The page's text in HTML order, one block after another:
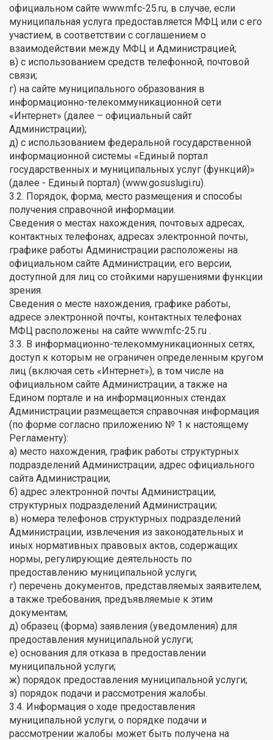
официальном сайте www.mfc-25.ru, в случае, если
муниципальная услуга предоставляется МФЦ или с его
участием, в соответствии с соглашением о
взаимодействии между МФЦ и Администрацией;
в) с использованием средств телефонной, почтовой
связи;
г) на сайте муниципального образования в
информационно-телекоммуникационной сети
«Интернет» (далее – официальный сайт
Администрации);
д) с использованием федеральной государственной
информационной системы «Единый портал
государственных и муниципальных услуг (функций)»
(далее - Единый портал) (www.gosuslugi.ru).
3.2. Порядок, форма, место размещения и способы
получения справочной информации.
Сведения о местах нахождения, почтовых адресах,
контактных телефонах, адресах электронной почты,
графике работы Администрации расположены на
официальном сайте Администрации, его версии,
доступной для лиц со стойкими нарушениями функции
зрения.
Сведения о месте нахождения, графике работы,
адресе электронной почты, контактных телефонах
МФЦ расположены на сайте www.mfc-25.гu .
3.3. В информационно-телекоммуникационных сетях,
доступ к которым не ограничен определенным кругом
лиц (включая сеть «Интернет»), в том числе на
официальном сайте Администрации, а также на
Едином портале и на информационных стендах
Администрации размещается справочная информация
(по форме согласно приложению № 1 к настоящему
Регламенту):
а) место нахождения, график работы структурных
подразделений Администрации, адрес официального
сайта Администрации;
б) адрес электронной почты Администрации,
структурных подразделений Администрации;
в) номера телефонов структурных подразделений
Администрации, извлечения из законодательных и
иных нормативных правовых актов, содержащих
нормы, регулирующие деятельность по
предоставлению муниципальной услуги;
г) перечень документов, представляемых заявителем,
а также требования, предъявляемые к этим
документам;
д) образец (форма) заявления (уведомления) для
предоставления муниципальной услуги;
е) основания для отказа в предоставлении
муниципальной услуги;
ж) порядок предоставления муниципальной услуги;
з) порядок подачи и рассмотрения жалобы.
3.4. Информация о ходе предоставления
муниципальной услуги, о порядке подачи и
рассмотрении жалобы может быть получена на